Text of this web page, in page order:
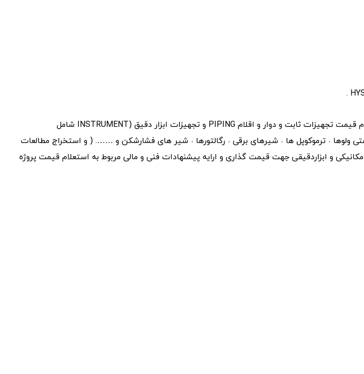
آشنایی کامل با دیتاشیت ها و درخواست های با فرمت التین و انگلیسی مربوط به استعلام قیمت تجهیزات ثابت و دوار و اقلام PIPING و تجهیزات ابزار دقیق (INSTRUMENT شامل
ولوها ˓ ترموکوپل ها ˓ شیرهای برقی ˓ رگالتورها ˓ شیر های فشارشکن و ……. ( و استخراج مطالعات
و ابزاردقیقی جهت قیمت گذاری و ارایه پیشنهادات فنی و مالی مربوط به استعلام قیمت پروژه